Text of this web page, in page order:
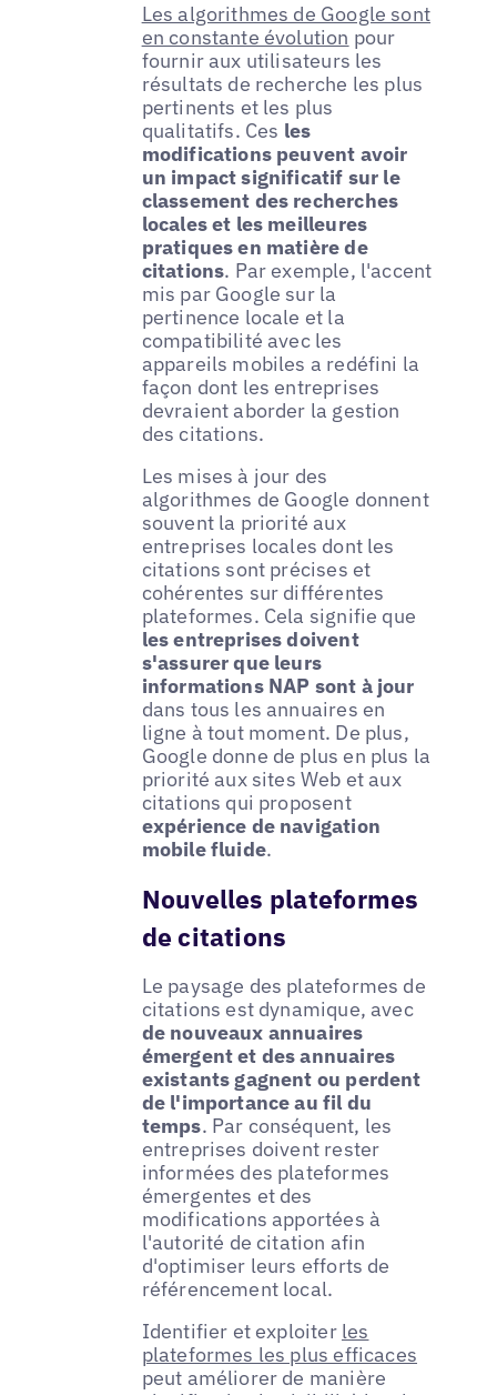
Les algorithmes de Google sont
en constante évolution pour
fournir aux utilisateurs les
résultats de recherche les plus
pertinents et les plus
qualitatifs. Ces les
modifications peuvent avoir
un impact significatif sur le
classement des recherches
locales et les meilleures
pratiques en matière de
citations. Par exemple, l'accent
mis par Google sur la
pertinence locale et la
compatibilité avec les
appareils mobiles a redéfini la
façon dont les entreprises
devraient aborder la gestion
des citations.
Les mises à jour des
algorithmes de Google donnent
souvent la priorité aux
entreprises locales dont les
citations sont précises et
cohérentes sur différentes
plateformes. Cela signifie que
les entreprises doivent
s'assurer que leurs
informations NAP sont à jour
dans tous les annuaires en
ligne à tout moment. De plus,
Google donne de plus en plus la
priorité aux sites Web et aux
citations qui proposent
expérience de navigation
mobile fluide.
Nouvelles plateformes
de citations
Le paysage des plateformes de
citations est dynamique, avec
de nouveaux annuaires
émergent et des annuaires
existants gagnent ou perdent
de l'importance au fil du
temps. Par conséquent, les
entreprises doivent rester
informées des plateformes
émergentes et des
modifications apportées à
l'autorité de citation afin
d'optimiser leurs efforts de
référencement local.
Identifier et exploiter les
plateformes les plus efficaces
peut améliorer de manière